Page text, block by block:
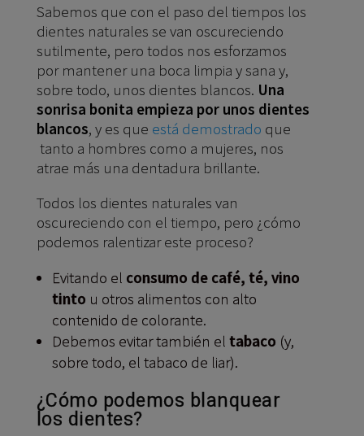
Sabemos que con el paso del tiempos los
dientes naturales se van oscureciendo
sutilmente, pero todos nos esforzamos
por mantener una boca limpia y sana y,
sobre todo, unos dientes blancos. Una
sonrisa bonita empieza por unos dientes
blancos, y es que está demostrado que
tanto a hombres como a mujeres, nos
atrae más una dentadura brillante.
Todos los dientes naturales van
oscureciendo con el tiempo, pero ¿cómo
podemos ralentizar este proceso?
Evitando el consumo de café, té, vino
tinto u otros alimentos con alto
contenido de colorante.
Debemos evitar también el tabaco (y,
sobre todo, el tabaco de liar).
¿Cómo podemos blanquear
los dientes?